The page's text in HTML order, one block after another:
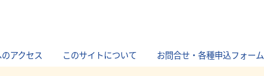
アクセス このサイトについて お問合せ・各種申込フォーム